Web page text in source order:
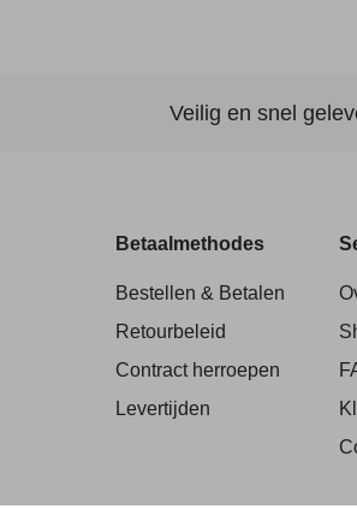
Veilig en snel
Betaalmethodes
Bestellen & Betalen
Retourbeleid
Contract herroepen
Levertijden